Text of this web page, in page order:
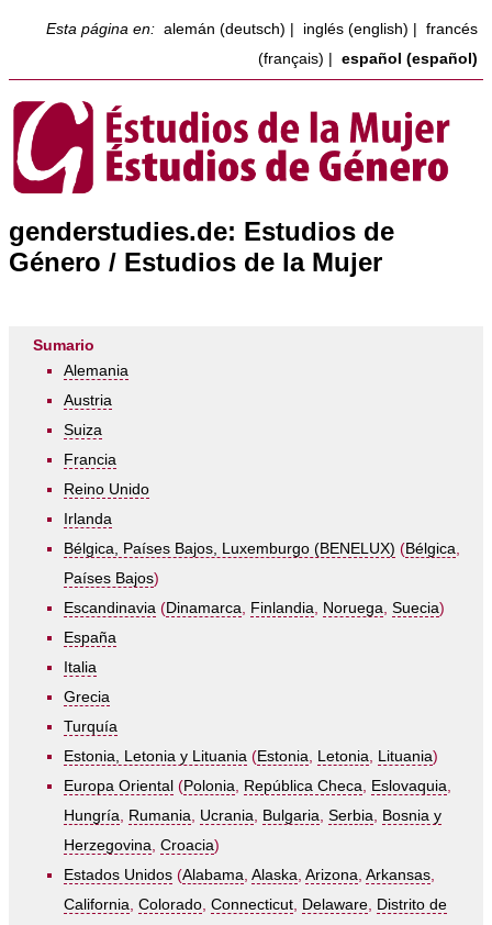
Esta página en: alemán (deutsch) inglés (english)
francés
(français)
español (español)
genderstudies.de: Estudios de
Género / Estudios de la Mujer
Sumario
Alemania
Austria
Suiza
Francia
Reino Unido
Irlanda
Bélgica, Países Bajos, Luxemburgo (BENELUX) (Bélgica,
Países Bajos)
Escandinavia (Dinamarca, Finlandia, Noruega, Suecia)
España
Italia
Grecia
Turquía
Estonia, Letonia y Lituania (Estonia, Letonia, Lituania)
Europa Oriental (Polonia, República Checa, Eslovaquia,
Hungría, Rumania, Ucrania, Bulgaria, Serbia, Bosnia y
Herzegovina, Croacia)
Estados Unidos (Alabama, Alaska, Arizona, Arkansas,
California, Colorado, Connecticut, Delaware, Distrito de